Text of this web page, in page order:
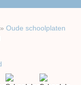
»Oude schoolplaten